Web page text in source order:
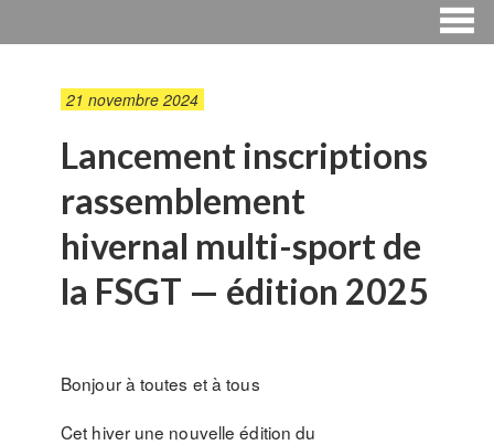
21 novembre 2024
Lancement inscriptions
rassemblement
hivernal multi-sport de
la FSGT — édition 2025
Bonjour à toutes et à tous
Cet hiver une nouvelle édition du